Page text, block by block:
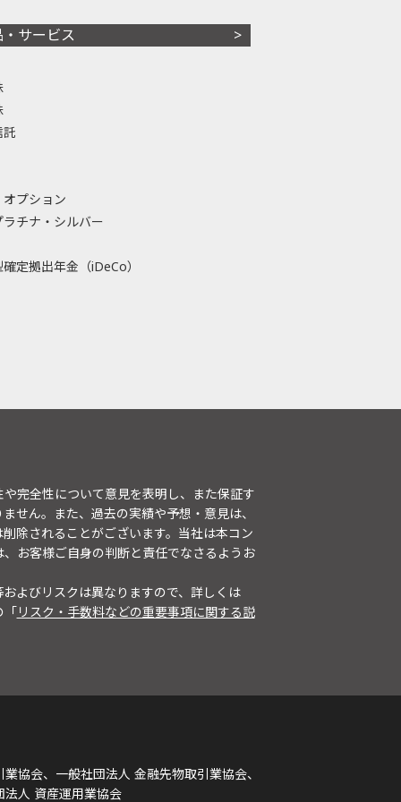
・サービス
託
プション
ラチナ・シルバー
定拠出年金（iDeCo）
完全性について意見を表明し、また保証す
せん。また、過去の実績や予想・意見は、
除されることがございます。当社は本コン
お客様ご自身の判断と責任でなさるようお
よびリスクは異なりますので、詳しくは
「リスク・手数料などの重要事項に関する説
協会、一般社団法人 金融先物取引業協会、
人 資産運用業協会